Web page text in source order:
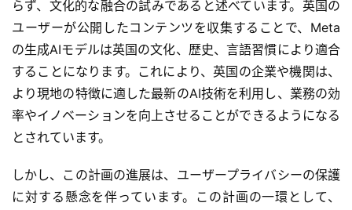
らず、文化的な融合の試みであると述べています。英国の
ユーザーが公開したコンテンツを収集することで、Meta
の生成AIモデルは英国の文化、歴史、言語習慣により適合
することになります。これにより、英国の企業や機関は、
より現地の特徴に適した最新のAI技術を利用し、業務の効
率やイノベーションを向上させることができるようになる
とされています。
しかし、この計画の進展は、ユーザープライバシーの保護
に対する懸念を伴っています。この計画の一環として、